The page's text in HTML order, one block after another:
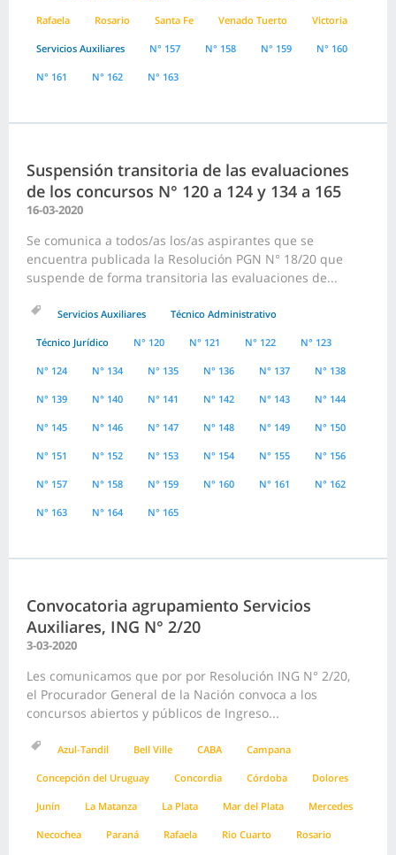
Rafaela Rosario Santa Fe Venado Tuerto Victoria
Servicios Auxiliares N° 157 N° 158 N° 159 N° 160
N° 161 N° 162 N° 163
Suspensión transitoria de las evaluaciones
de los concursos N° 120 a 124 y 134 a 165
16-03-2020
Se comunica a todos/as los/as aspirantes que se
encuentra publicada la Resolución PGN N° 18/20 que
suspende de forma transitoria las evaluaciones de...
Servicios Auxiliares Técnico Administrativo
Técnico Jurídico N° 120 N° 121 N° 122 N° 123
N° 124 N° 134 N° 135 N° 136 N° 137 N° 138
N° 139 N° 140 N° 141 N° 142 N° 143 N° 144
N° 145 N° 146 N° 147 N° 148 N° 149 N° 150
N° 151 N° 152 N° 153 N° 154 N° 155 N° 156
N° 157 N° 158 N° 159 N° 160 N° 161 N° 162
N° 163 N° 164 N° 165
Convocatoria agrupamiento Servicios
Auxiliares, ING N° 2/20
3-03-2020
Les comunicamos que por por Resolución ING N° 2/20,
el Procurador General de la Nación convoca a los
concursos abiertos y públicos de Ingreso...
Azul-Tandil Bell Ville CABA Campana
Concepción del Uruguay Concordia Córdoba Dolores
Junín La Matanza La Plata Mar del Plata Mercedes
Necochea Paraná Rafaela Rio Cuarto Rosario